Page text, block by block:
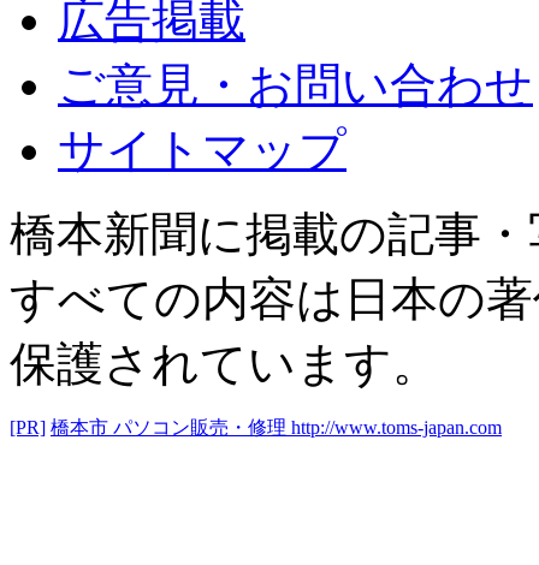
広告掲載
ご意見・お問い合わせ
サイトマップ
橋本新聞に掲載の記事
すべての内容は日本の
保護されています。
[PR] 橋本市 パソコン販売・修理 http://www.toms-japan.com